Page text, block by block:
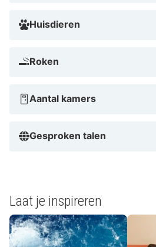
Huisdieren
Roken
Aantal kamers
Gesproken talen
Laat je inspireren